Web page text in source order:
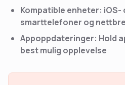
Kompatible enheter: iOS-
smarttelefoner og
Appoppdateringer: Hold
best mulig opplevelse